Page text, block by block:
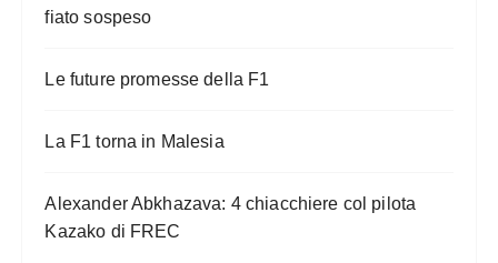
fiato sospeso
Le future promesse della F1
La F1 torna in Malesia
Alexander Abkhazava: 4 chiacchiere col pilota
Kazako di FREC